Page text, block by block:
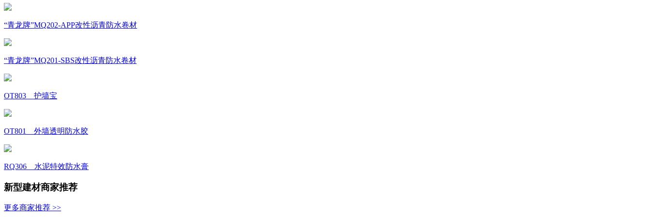
“青龙牌”MQ202-APP改性沥青防水卷材
“青龙牌”MQ201-SBS改性沥青防水卷材
OT803 护墙宝
OT801 外墙透明防水胶
RQ306 水泥特效防水膏
新型建材商家推荐
更多商家推荐 >>